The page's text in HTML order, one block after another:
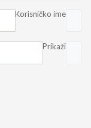
Korisničko ime
Prikaži